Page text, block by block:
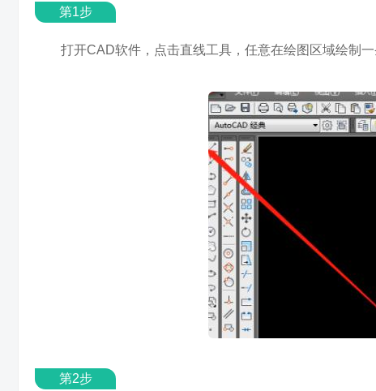
第1步
打开CAD软件，点击直线工具，任意在绘图区域绘制一
第2步